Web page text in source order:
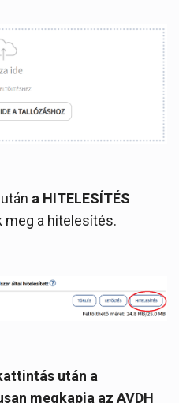
a HITELESÍTÉS
meg a hitelesítés.
után a
megkapja az AVDH